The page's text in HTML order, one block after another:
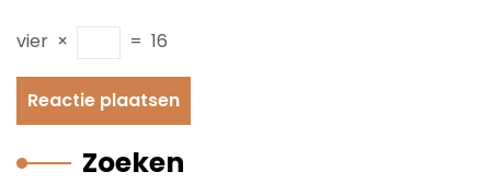
vier × = 16
Zoeken